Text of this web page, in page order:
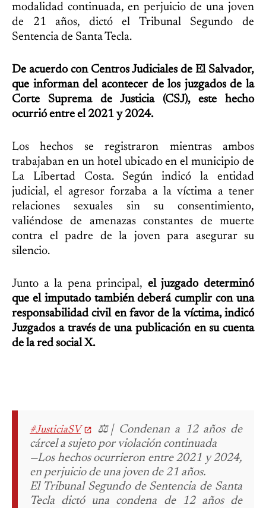
modalidad continuada, en perjuicio de una joven
de 21 años, dictó el Tribunal Segundo de
Sentencia de Santa Tecla.
De acuerdo con Centros Judiciales de El Salvador,
que informan del acontecer de los juzgados de la
Corte Suprema de Justicia (CSJ), este hecho
ocurrió entre el 2021 y 2024.
Los hechos se registraron mientras ambos
trabajaban en un hotel ubicado en el municipio de
La Libertad Costa. Según indicó la entidad
judicial, el agresor forzaba a la víctima a tener
relaciones sexuales sin su consentimiento,
valiéndose de amenazas constantes de muerte
contra el padre de la joven para asegurar su
silencio.
Junto a la pena principal, el juzgado determinó
que el imputado también deberá cumplir con una
responsabilidad civil en favor de la víctima, indicó
Juzgados a través de una publicación en su cuenta
de la red social X.
#JusticiaSV
⚖️| Condenan a 12 años de
cárcel a sujeto por violación continuada
—Los hechos ocurrieron entre 2021 y 2024,
en perjuicio de una joven de 21 años.
El Tribunal Segundo de Sentencia de Santa
Tecla dictó una condena de 12 años de